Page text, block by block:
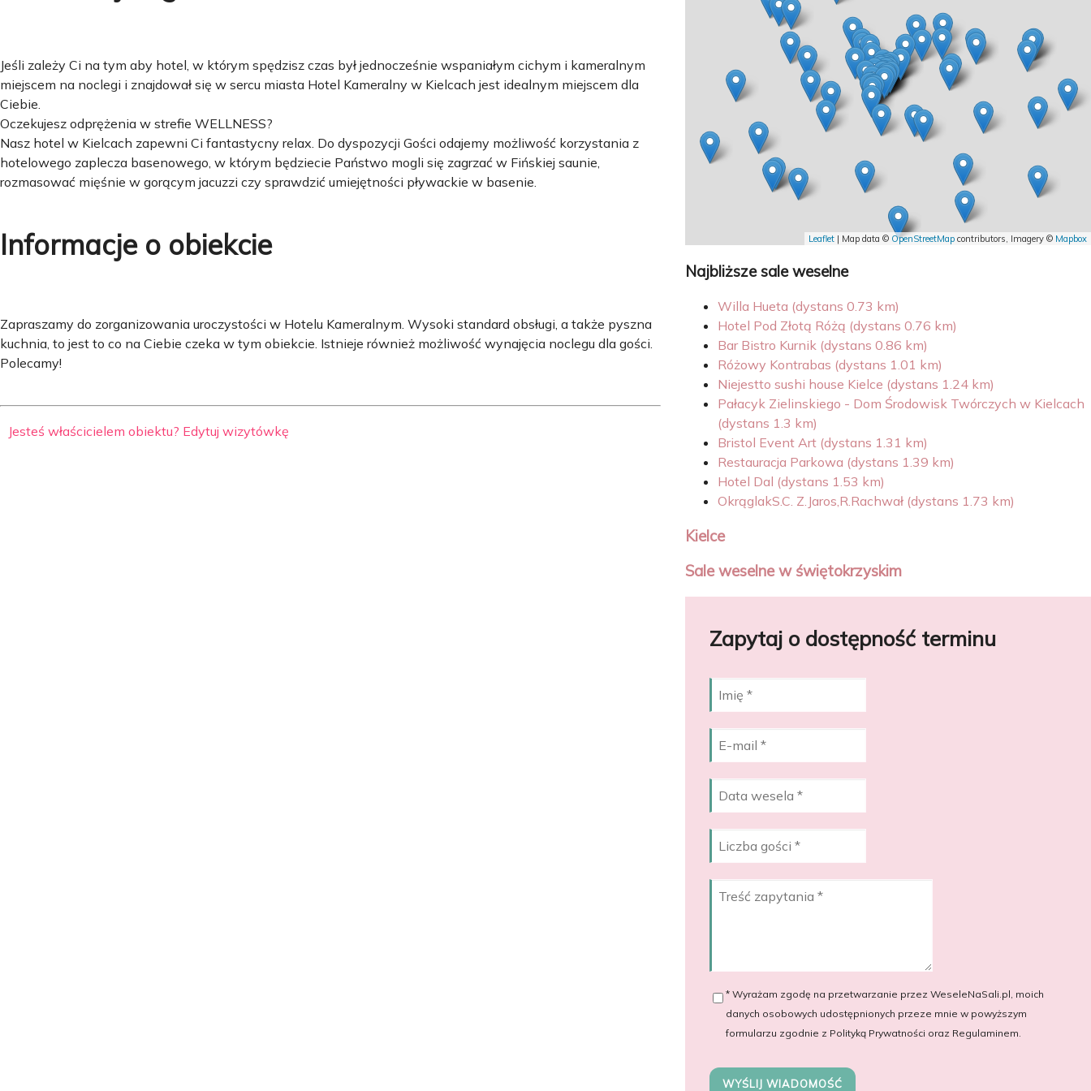
Jeśli zależy Ci na tym aby hotel, w którym spędzisz czas był jednocześnie wspaniałym cichym i kameralnym
miejscem na noclegi i znajdował się w sercu miasta Hotel Kameralny w Kielcach jest idealnym miejscem dla
Ciebie.
Oczekujesz odprężenia w strefie WELLNESS?
Nasz hotel w Kielcach zapewni Ci fantastycny relax. Do dyspozycji Gości odajemy możliwość korzystania z
hotelowego zaplecza basenowego, w którym będziecie Państwo mogli się zagrzać w Fińskiej saunie,
rozmasować mięśnie w gorącym jacuzzi czy sprawdzić umiejętności pływackie w basenie.
Informacje o obiekcie
Zapraszamy do zorganizowania uroczystości w Hotelu Kameralnym. Wysoki standard obsługi, a także pyszna
kuchnia, to jest to co na Ciebie czeka w tym obiekcie. Istnieje również możliwość wynajęcia noclegu dla gości.
Polecamy!
Jesteś właścicielem obiektu? Edytuj wizytówkę
Leaflet | Map data © OpenStreetMap contributors, Imagery © Mapbox
Najbliższe sale weselne
Willa Hueta (dystans 0.73 km)
Hotel Pod Złotą Różą (dystans 0.76 km)
Bar Bistro Kurnik (dystans 0.86 km)
Różowy Kontrabas (dystans 1.01 km)
Niejestto sushi house Kielce (dystans 1.24 km)
Pałacyk Zielinskiego - Dom Środowisk Twórczych w Kielcach
(dystans 1.3 km)
Bristol Event Art (dystans 1.31 km)
Restauracja Parkowa (dystans 1.39 km)
Hotel Dal (dystans 1.53 km)
OkrąglakS.C. Z.Jaros,R.Rachwał (dystans 1.73 km)
Kielce
Sale weselne w świętokrzyskim
Zapytaj o dostępność terminu
* Wyrażam zgodę na przetwarzanie przez WeseleNaSali.pl, moich
danych osobowych udostępnionych przeze mnie w powyższym
formularzu zgodnie z Polityką Prywatności oraz Regulaminem.
WYŚLIJ WIADOMOŚĆ